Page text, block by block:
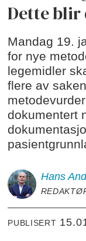
Dette blir
Mandag 19.
for nye
legemidler
flere av
dokumentert
Hans
PUBLISERT